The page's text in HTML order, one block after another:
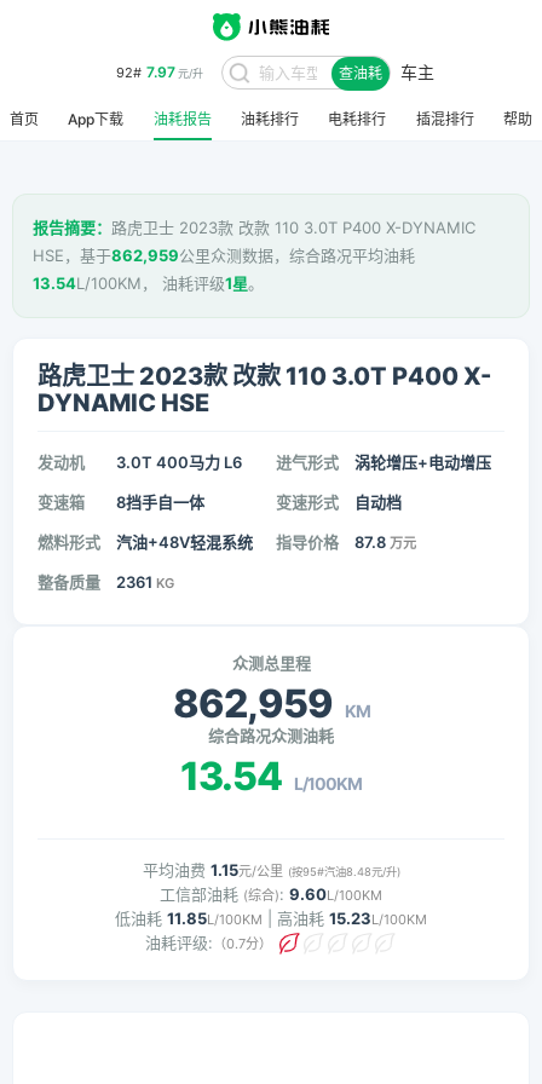
92# 7.97元/升 查油耗 车主
首页 App下载 油耗报告 油耗排行 电耗排行 插混排行 帮助
报告摘要： 路虎卫士 2023款 改款 110 3.0T P400 X-DYNAMIC
HSE，基于862,959公里众测数据，综合路况平均油耗
13.54L/100KM， 油耗评级1星。
路虎卫士 2023款 改款 110 3.0T P400 X-
DYNAMIC HSE
发动机 3.0T 400马力 L6 进气形式 涡轮增压+电动增压
变速箱 8挡手自一体 变速形式 自动档
燃料形式 汽油+48V轻混系统 指导价格 87.8 万元
整备质量 2361 KG
众测总里程
862,959 KM
综合路况众测油耗
13.54 L/100KM
平均油费 1.15元/公里 (按95#汽油8.48元/升)
工信部油耗 (综合): 9.60L/100KM
低油耗 11.85L/100KM | 高油耗 15.23L/100KM
油耗评级: （0.7分）